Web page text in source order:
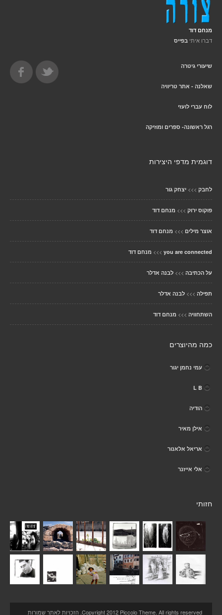
מנחם דוד
דברו איתי בפייס
שיעורי גיטרה
שאלנה - אתר טריוויה
לוח עברי לועזי
רגל ראשונה- ספרים ומוזיקה
דוגמית מדפי היצירות
לחבק >>> יצחק גור
פוקוס ירוק >>> מנחם דוד
אוצר מילים >>> מנחם דוד
you are connected
>>> מנחם דוד
על הכתיבה >>> לבנה אדלר
תפילה >>> לבנה אדלר
השתחוויה >>> מנחם דוד
כמה מהיוצרים
עמי נחמן יגור
L B
הודיה
אילן מאיר
אריאל אלאנור
אלי אייזנר
חזותי
Copyright 2012 Piccolo Theme. All rights reserved. הזכויות לאתר שמורות